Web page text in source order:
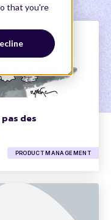
that you're
des
PRODUCT MANAGEMENT